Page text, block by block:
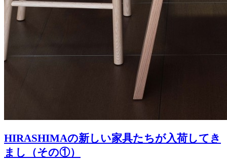
HIRASHIMAの新しい家具たちが入荷してき
まし（その①）